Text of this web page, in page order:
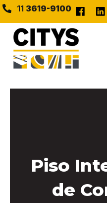
11 3619-9100
Piso
de